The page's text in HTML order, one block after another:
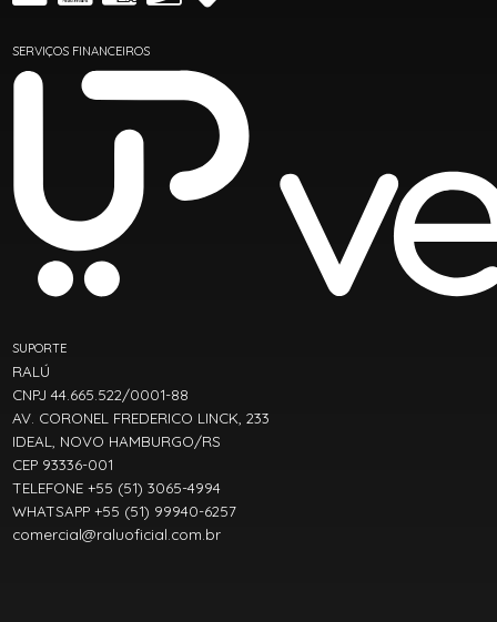
SERVIÇOS FINANCEIROS
SUPORTE
RALÚ
CNPJ 44.665.522/0001-88
AV. CORONEL FREDERICO LINCK, 233
IDEAL, NOVO HAMBURGO/RS
CEP 93336-001
TELEFONE +55 (51) 3065-4994
WHATSAPP +55 (51) 99940-6257
comercial@raluoficial.com.br